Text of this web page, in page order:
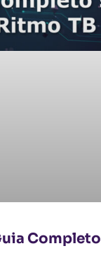
Completo